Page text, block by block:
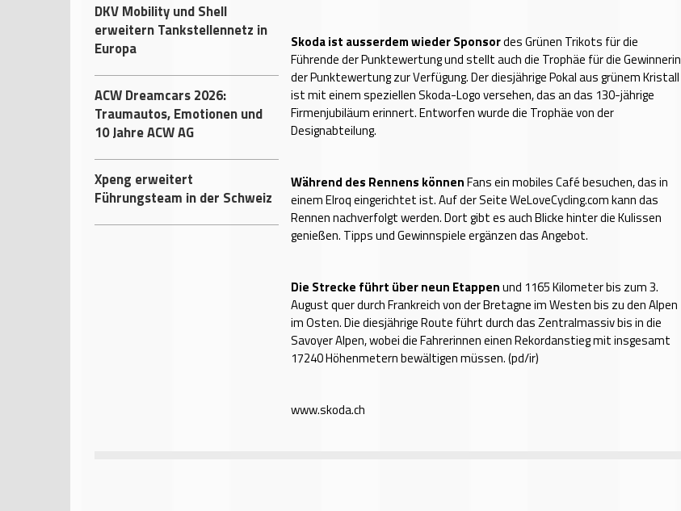
DKV Mobility und Shell
erweitern Tankstellennetz in
Europa
ACW Dreamcars 2026:
Traumautos, Emotionen und
10 Jahre ACW AG
Xpeng erweitert
Führungsteam in der Schweiz
Skoda ist ausserdem wieder Sponsordes Grünen Trikots für die
Führende der Punktewertung und stellt auch die Trophäe für die Gewinnerin
der Punktewertung zur Verfügung. Der diesjährige Pokal aus grünem Kristall
ist mit einem speziellen Skoda-Logo versehen, das an das 130-jährige
Firmenjubiläum erinnert. Entworfen wurde die Trophäe von der
Designabteilung.
Während des Rennens könnenFans ein mobiles Café besuchen, das in
einem Elroq eingerichtet ist. Auf der Seite WeLoveCycling.com kann das
Rennen nachverfolgt werden. Dort gibt es auch Blicke hinter die Kulissen
genießen. Tipps und Gewinnspiele ergänzen das Angebot.
Die Strecke führt über neun Etappenund 1165 Kilometer bis zum 3.
August quer durch Frankreich von der Bretagne im Westen bis zu den Alpen
im Osten. Die diesjährige Route führt durch das Zentralmassiv bis in die
Savoyer Alpen, wobei die Fahrerinnen einen Rekordanstieg mit insgesamt
17240 Höhenmetern bewältigen müssen. (pd/ir)
www.skoda.ch